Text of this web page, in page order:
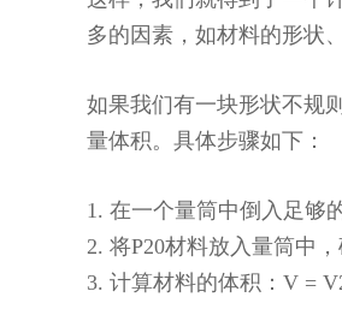
多的因素，如材料的形状
如果我们有一块形状不规
量体积。具体步骤如下：
1. 在一个量筒中倒入足够
2. 将P20材料放入量筒中
3. 计算材料的体积：V =